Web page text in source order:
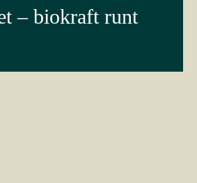
– biokraft runt